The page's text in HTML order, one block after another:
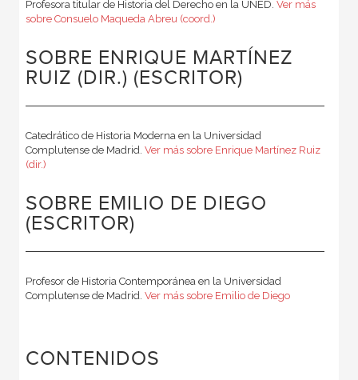
Profesora titular de Historia del Derecho en la UNED. Ver más
sobre Consuelo Maqueda Abreu (coord.)
SOBRE ENRIQUE MARTÍNEZ
RUIZ (DIR.) (ESCRITOR)
Catedrático de Historia Moderna en la Universidad
Complutense de Madrid. Ver más sobre Enrique Martínez Ruiz
(dir.)
SOBRE EMILIO DE DIEGO
(ESCRITOR)
Profesor de Historia Contemporánea en la Universidad
Complutense de Madrid. Ver más sobre Emilio de Diego
CONTENIDOS